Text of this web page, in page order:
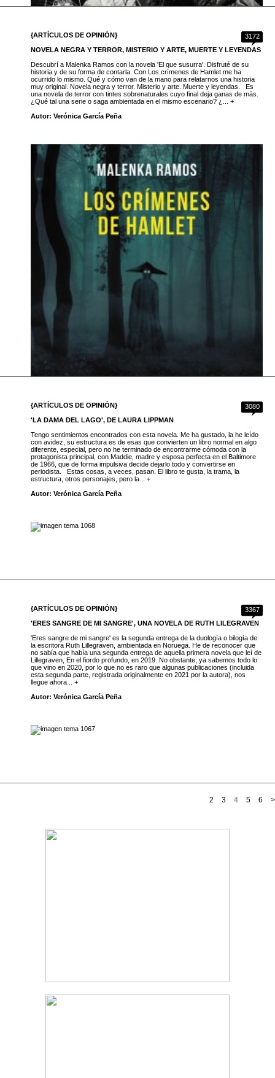
3172
{ARTÍCULOS DE OPINIÓN}
NOVELA NEGRA Y TERROR, MISTERIO Y ARTE, MUERTE Y LEYENDAS
Descubrí a Malenka Ramos con la novela 'El que susurra'. Disfruté de su
historia y de su forma de contarla. Con Los crímenes de Hamlet me ha
ocurrido lo mismo. Qué y cómo van de la mano para relatarnos una historia
muy original. Novela negra y terror. Misterio y arte. Muerte y leyendas. Es
una novela de terror con tintes sobrenaturales cuyo final deja ganas de más.
¿Qué tal una serie o saga ambientada en el mismo escenario? ¿... +
Autor: Verónica García Peña
3080
{ARTÍCULOS DE OPINIÓN}
'LA DAMA DEL LAGO', DE LAURA LIPPMAN
Tengo sentimientos encontrados con esta novela. Me ha gustado, la he leído
con avidez, su estructura es de esas que convierten un libro normal en algo
diferente, especial, pero no he terminado de encontrarme cómoda con la
protagonista principal, con Maddie, madre y esposa perfecta en el Baltimore
de 1966, que de forma impulsiva decide dejarlo todo y convertirse en
periodista. Estas cosas, a veces, pasan. El libro te gusta, la trama, la
estructura, otros personajes, pero la... +
Autor: Verónica García Peña
3367
{ARTÍCULOS DE OPINIÓN}
'ERES SANGRE DE MI SANGRE', UNA NOVELA DE RUTH LILEGRAVEN
'Eres sangre de mi sangre' es la segunda entrega de la duología o bilogía de
la escritora Ruth Lillegraven, ambientada en Noruega. He de reconocer que
no sabía que había una segunda entrega de aquella primera novela que leí de
Lillegraven, En el fiordo profundo, en 2019. No obstante, ya sabemos todo lo
que vino en 2020, por lo que no es raro que algunas publicaciones (incluida
esta segunda parte, registrada originalmente en 2021 por la autora), nos
llegue ahora... +
Autor: Verónica García Peña
>
2 3 4 5 6